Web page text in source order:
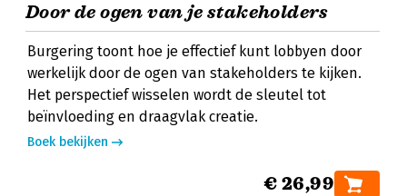
Door de ogen van je stakeholders
Burgering toont hoe je effectief kunt lobbyen door
werkelijk door de ogen van stakeholders te kijken.
Het perspectief wisselen wordt de sleutel tot
beïnvloeding en draagvlak creatie.
Boek bekijken
€ 26,99